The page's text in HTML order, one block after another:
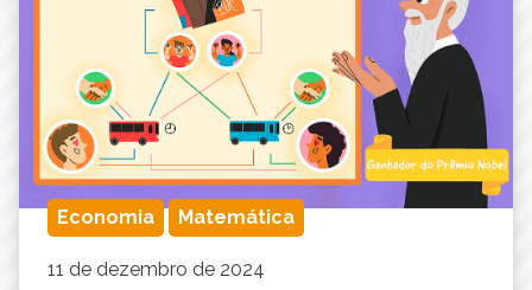
Economia Matemática
11 de dezembro de 2024